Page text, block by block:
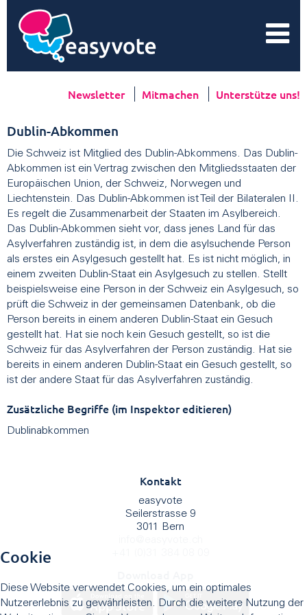
Newsletter Mitmachen Unterstütze uns!
Dublin-Abkommen
Die Schweiz ist Mitglied des Dublin-Abkommens. Das Dublin-
Abkommen ist ein Vertrag zwischen den Mitgliedsstaaten der
Europäischen Union, der Schweiz, Norwegen und
Liechtenstein. Das Dublin-Abkommen ist Teil der Bilateralen II.
Es regelt die Zusammenarbeit der Staaten im Asylbereich.
Das Dublin-Abkommen sieht vor, dass jenes Land für das
Asylverfahren zuständig ist, in dem die asylsuchende Person
als erstes ein Asylgesuch gestellt hat. Es ist nicht möglich, in
einem zweiten Dublin-Staat ein Asylgesuch zu stellen. Stellt
beispielsweise eine Person in der Schweiz ein Asylgesuch, so
prüft die Schweiz in der gemeinsamen Datenbank, ob die
Person bereits in einem anderen Dublin-Staat ein Gesuch
gestellt hat. Hat sie noch kein Gesuch gestellt, so ist die
Schweiz für das Asylverfahren der Person zuständig. Hat sie
bereits in einem anderen Dublin-Staat ein Gesuch gestellt, so
ist der andere Staat für das Asylverfahren zuständig.
Zusätzliche Begriffe (im Inspektor editieren)
Dublinabkommen
Kontakt
easyvote
Seilerstrasse 9
3011 Bern
Cookie
Diese Website verwendet Cookies, um ein optimales
Nutzererlebnis zu gewährleisten. Durch die weitere Nutzung der